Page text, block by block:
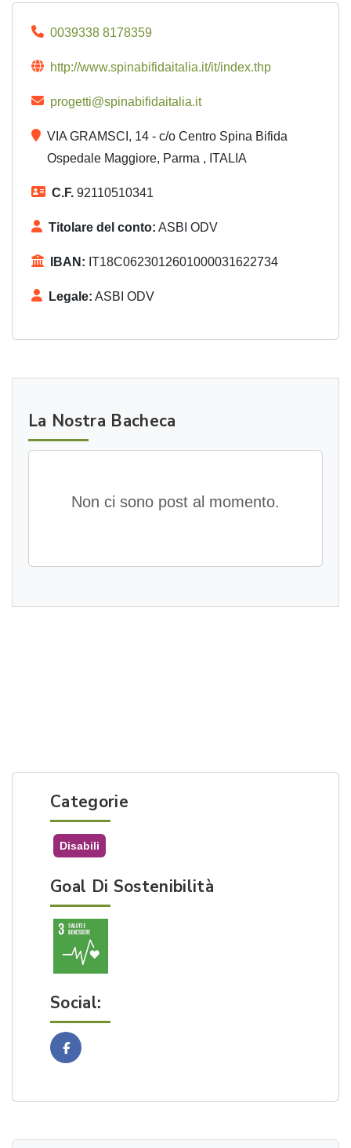
0039338 8178359
http://www.spinabifidaitalia.it/it/index.thp
progetti@spinabifidaitalia.it
VIA GRAMSCI, 14 - c/o Centro Spina Bifida
Ospedale Maggiore, Parma , ITALIA
C.F. 92110510341
Titolare del conto: ASBI ODV
IBAN: IT18C0623012601000031622734
Legale: ASBI ODV
La Nostra Bacheca
Non ci sono post al momento.
Categorie
Disabili
Goal Di Sostenibilità
Social:
Facebook